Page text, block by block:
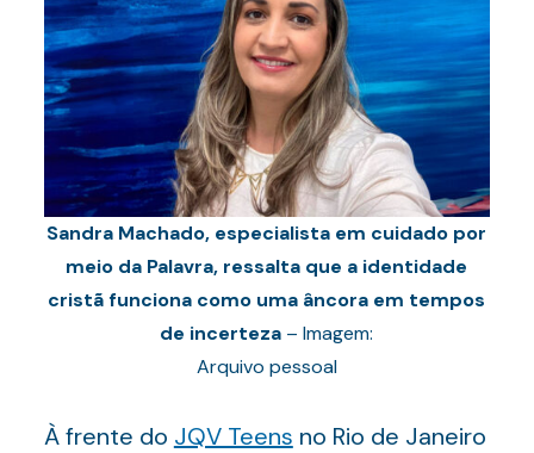
Sandra Machado, especialista em cuidado por
meio da Palavra, ressalta que a identidade
cristã funciona como uma âncora em tempos
de incerteza – Imagem:
Arquivo pessoal
À frente do JQV Teens no Rio de Janeiro